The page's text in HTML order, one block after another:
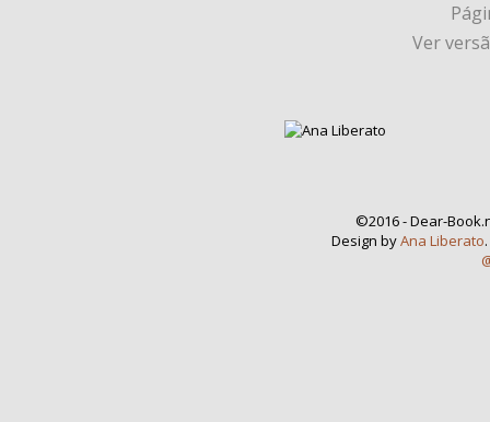
Ver
©2016 - Dear-
Design byAna Liberato